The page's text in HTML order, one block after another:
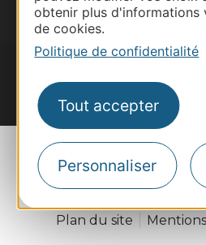
obtenir plus d'informations
de cookies.
Politique de confidentialité
Tout accepter
Personnaliser
Plan du site